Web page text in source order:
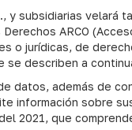
y subsidiarias velará
ARCO
o jurídicas, de
describen a
datos, además de
información sobre
2021, que